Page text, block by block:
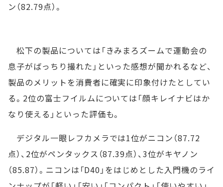
ン（82.79点）。
松下の製品については「きみまろズームで運動会の
息子がばっちり撮れた」といった感想が聞かれるなど、
製品のメリットを消費者に確実に印象付けたとしてい
る。2位の富士フイルムについては「顔キレイナビはか
なり使える」といった評価も。
デジタル一眼レフカメラでは1位がニコン（87.72
点）、2位がペンタックス（87.39点）、3位がキヤノン
（85.87）。ニコンは「D40」をはじめとした入門機のライ